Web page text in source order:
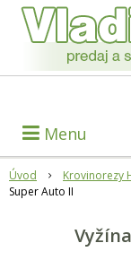
Menu
Úvod Krovinorezy
Super Auto II